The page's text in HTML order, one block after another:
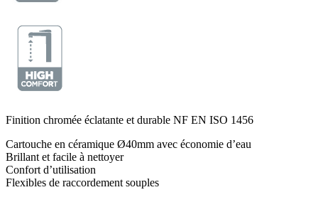
Finition chromée éclatante et durable NF EN ISO 1456
Cartouche en céramique Ø40mm avec économie d’eau
Brillant et facile à nettoyer
Confort d’utilisation
Flexibles de raccordement souples